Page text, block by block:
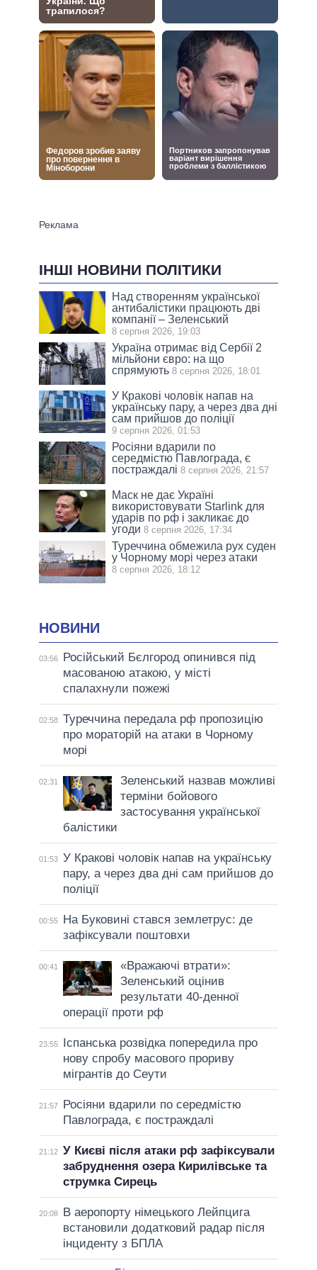
ІНШІ НОВИНИ ПОЛІТИКИ
Над створенням української
антибалістики працюють дві
компанії – Зеленський
8 серпня 2026, 19:03
Україна отримає від Сербії 2
мільйони євро: на що
спрямують 8 серпня 2026, 18:01
У Кракові чоловік напав на
українську пару, а через два дні
сам прийшов до поліції
9 серпня 2026, 01:53
Росіяни вдарили по
середмістю Павлограда, є
постраждалі 8 серпня 2026, 21:57
Маск не дає Україні
використовувати Starlink для
ударів по рф і закликає до
угоди 8 серпня 2026, 17:34
Туреччина обмежила рух суден
у Чорному морі через атаки
8 серпня 2026, 18:12
НОВИНИ
03:56
Російський Бєлгород опинився під
масованою атакою, у місті
спалахнули пожежі
02:58 Туреччина передала рф пропозицію
про мораторій на атаки в Чорному
морі
02:31
Зеленський назвав можливі
терміни бойового
застосування української
балістики
01:53 У Кракові чоловік напав на українську
пару, а через два дні сам прийшов до
поліції
00:55
На Буковині стався землетрус: де
зафіксували поштовхи
00:41
«Вражаючі втрати»:
Зеленський оцінив
результати 40-денної
операції проти рф
23:55
Іспанська розвідка попередила про
нову спробу масового прориву
мігрантів до Сеути
21:57
Росіяни вдарили по середмістю
Павлограда, є постраждалі
21:12 У Києві після атаки рф зафіксували
забруднення озера Кирилівське та
струмка Сирець
20:08
В аеропорту німецького Лейпцига
встановили додатковий радар після
інциденту з БПЛА